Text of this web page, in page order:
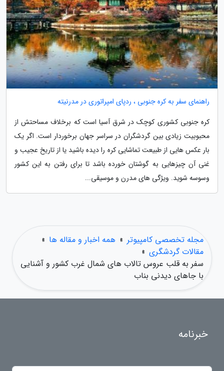
راهنمای سفر به کره جنوبی ، ردپای امپراتوری در مدرنیته
کره جنوبی کشوری کوچک در شرق آسیا است که برخلاف مساحتش از
محبوبیت زیادی بین گردشگران در سراسر جهان برخوردار است. اگر یک
بار عکس هایی از طبیعت تماشایی کره را دیده باشید یا از تاریخ عجیب و
غنی آن چیزهایی به گوشتان خورده باشد تا برای رفتن به این کشور
وسوسه شوید. ویژگی های مدرن و موسیقی...
مجله تخصصی کامپیوتر » همه اخبار و مقاله ها »
مقالات گردشگری »
سفر به قلب عروس تالاب های شمال غرب کشور و آشنایی
با جاهای دیدنی بناب
خبرنامه